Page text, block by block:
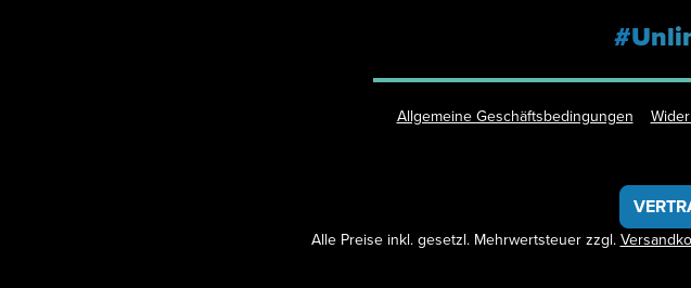
Allgemeine Geschäftsbedingungen
Alle Preise inkl. gesetzl. Mehrwertsteuer zzgl.